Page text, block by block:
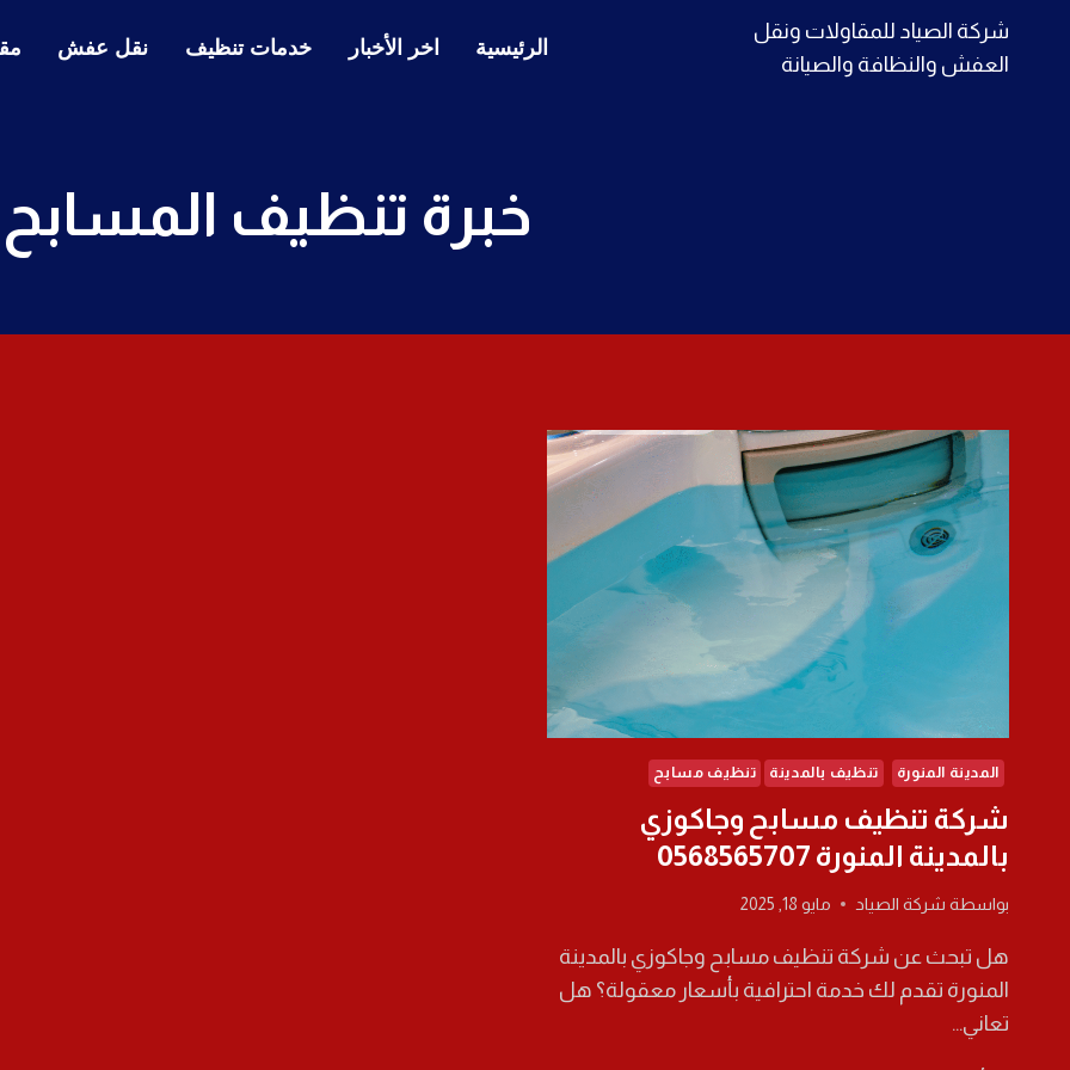
شركة الصياد للمقاولات ونقل
العفش والنظافة والصيانة
الرئيسية اخر الأخبار خدمات تنظيف نقل عفش
خبرة تنظيف المسابح
المدينة المنورة تنظيف بالمدينة تنظيف مسابح
شركة تنظيف مسابح وجاكوزي
بالمدينة المنورة 0568565707
بواسطة شركة الصياد مايو 18, 2025
هل تبحث عن شركة تنظيف مسابح وجاكوزي بالمدينة
المنورة تقدم لك خدمة احترافية بأسعار معقولة؟ هل
تعاني…